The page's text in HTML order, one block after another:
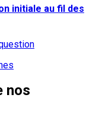
initiale au fil des
nos